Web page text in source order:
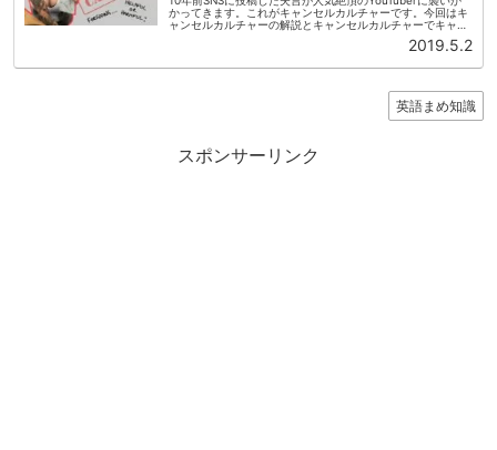
かってきます。これがキャンセルカルチャーです。今回はキ
ャンセルカルチャーの解説とキャンセルカルチャーでキャリ
アが終わりかけたYouTuberを実例付きで紹介します。2019.5.2
英語まめ知識
スポンサーリンク